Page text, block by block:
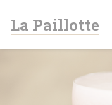
La Paillotte